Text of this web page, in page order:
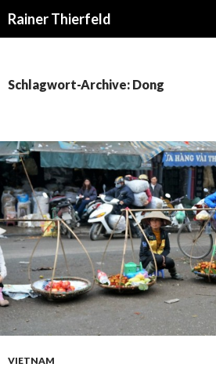
Rainer Thierfeld
Schlagwort-Archive: Dong
VIETNAM